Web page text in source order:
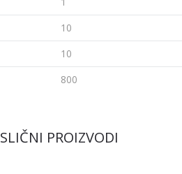
10
10
800
SLIČNI PROIZVODI